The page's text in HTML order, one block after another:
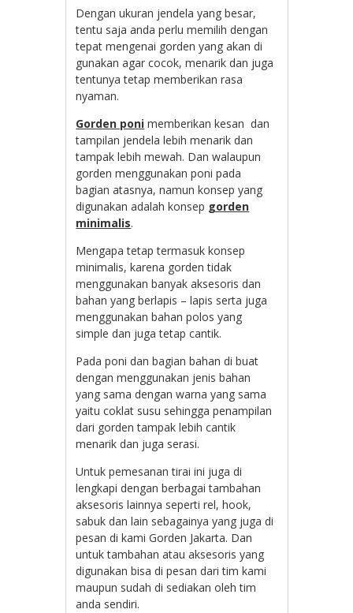
Dengan ukuran jendela yang besar,
tentu saja anda perlu memilih dengan
tepat mengenai gorden yang akan di
gunakan agar cocok, menarik dan juga
tentunya tetap memberikan rasa
nyaman.
Gorden poni memberikan kesan dan
tampilan jendela lebih menarik dan
tampak lebih mewah. Dan walaupun
gorden menggunakan poni pada
bagian atasnya, namun konsep yang
digunakan adalah konsep gorden
minimalis.
Mengapa tetap termasuk konsep
minimalis, karena gorden tidak
menggunakan banyak aksesoris dan
bahan yang berlapis – lapis serta juga
menggunakan bahan polos yang
simple dan juga tetap cantik.
Pada poni dan bagian bahan di buat
dengan menggunakan jenis bahan
yang sama dengan warna yang sama
yaitu coklat susu sehingga penampilan
dari gorden tampak lebih cantik
menarik dan juga serasi.
Untuk pemesanan tirai ini juga di
lengkapi dengan berbagai tambahan
aksesoris lainnya seperti rel, hook,
sabuk dan lain sebagainya yang juga di
pesan di kami Gorden Jakarta. Dan
untuk tambahan atau aksesoris yang
digunakan bisa di pesan dari tim kami
maupun sudah di sediakan oleh tim
anda sendiri.